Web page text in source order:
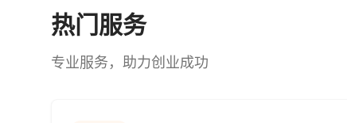
热门服务
专业服务，助力创业成功